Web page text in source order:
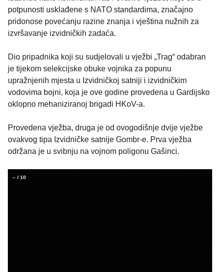
potpunosti usklađene s NATO standardima, značajno
pridonose povećanju razine znanja i vještina nužnih za
izvršavanje izvidničkih zadaća.
Dio pripadnika koji su sudjelovali u vježbi „Trag“ odabran
je tijekom selekcijske obuke vojnika za popunu
upražnjenih mjesta u Izvidničkoj satniji i izvidničkim
vodovima bojni, koja je ove godine provedena u Gardijsko
oklopno mehaniziranoj brigadi HKoV-a.
Provedena vježba, druga je od ovogodišnje dvije vježbe
ovakvog tipa Izvidničke satnije Gombr-e. Prva vježba
održana je u svibnju na vojnom poligonu Gašinci.
– / 10